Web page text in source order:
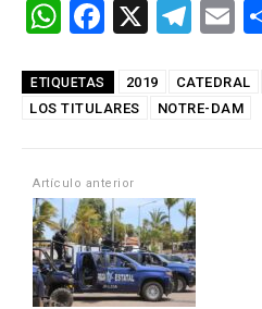
W
at
s
p
p
F
ce
b
o
k
X
T
e
gr
m
E
ail
ETIQUETAS 2019 CATEDRAL
LOS TITULARES
NOTRE-DAM
Artículo anterior